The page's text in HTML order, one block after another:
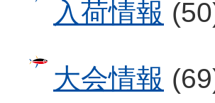
入荷情報
大会情報